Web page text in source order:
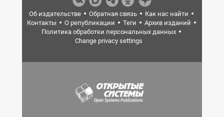
Об издательстве Обратная связь
Как нас найти
Контакты
О републикации Теги
Архив изданий
Политика обработки персональных данных
Change privacy settings